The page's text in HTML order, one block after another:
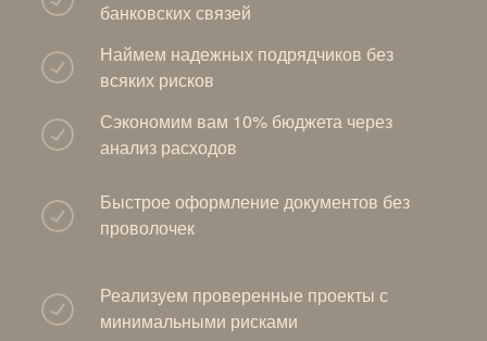
Реализуем проверенные проекты с
минимальными рисками
Быстрое оформление документов без
проволочек
Сэкономим вам 10% бюджета через
анализ расходов
Наймем надежных подрядчиков без
всяких рисков
банковских связей